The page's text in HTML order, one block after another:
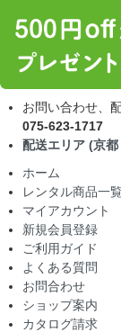
お問い合わせ、
075-623-1717
配送エリア (京
ホーム
レンタル商品一
マイアカウント
新規会員登録
ご利用ガイド
よくある質問
お問合わせ
ショップ案内
カタログ請求